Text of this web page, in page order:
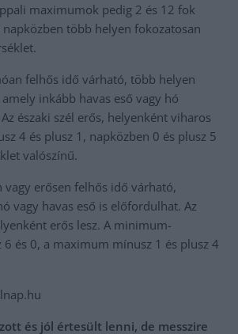
maximumok pedig 2 és 12 fok
több helyen fokozatosan
felhős idő várható, több helyen
inkább havas eső vagy hó
északi szél erős, helyenként viharos
4 és plusz 1, napközben 0 és plusz 5
valószínű.
vagy erősen felhős idő várható,
vagy havas eső is előfordulhat. Az
erős lesz. A minimum-
és 0, a maximum mínusz 1 és plusz 4
és jól értesült lenni, de messzire